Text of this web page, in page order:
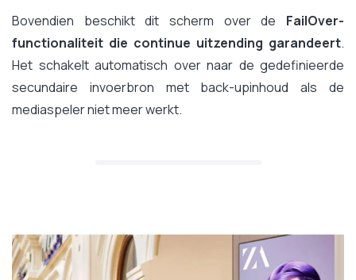
Bovendien beschikt dit scherm over de FailOver-
functionaliteit die continue uitzending garandeert.
Het schakelt automatisch over naar de gedefinieerde
secundaire invoerbron met back-upinhoud als de
mediaspeler niet meer werkt.